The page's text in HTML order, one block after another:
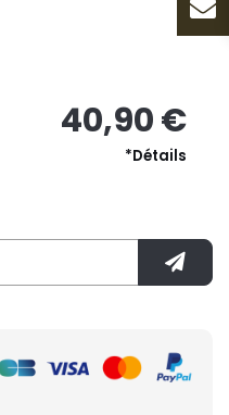
40,90 €
*Détails